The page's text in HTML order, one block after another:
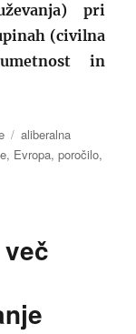
pri
(civilna
in
trendih
Oznake
aliberalna
, Evropa,poročilo,